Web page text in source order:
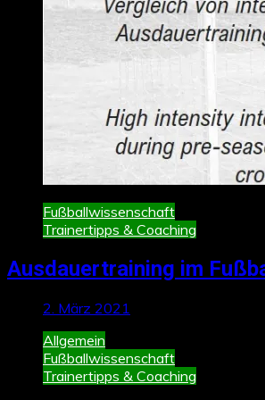
Fußballwissenschaft
Trainertipps & Coaching
Ausdauertraining im
2. März 2021
Allgemein
Fußballwissenschaft
Trainertipps & Coaching